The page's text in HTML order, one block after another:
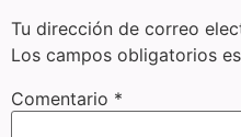
Tu dirección de correo
Los campos obligatorios
Comentario *